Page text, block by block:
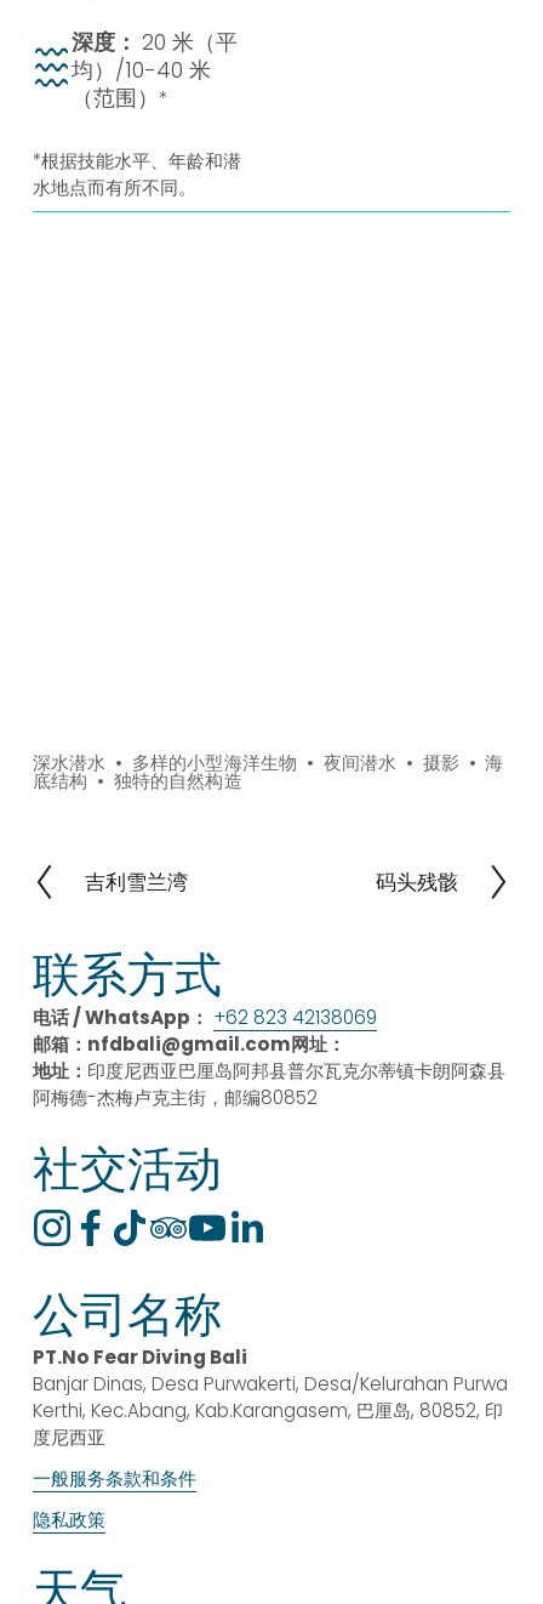
深度： 20 米（平
均）/10-40 米
（范围） *
*根据技能水平、年龄和潜
水地点而有所不同。
深水潜水 多样的小型海洋生物 夜间潜水 摄影 海
底结构 独特的自然构造
上
吉利雪兰湾
下
码头残骸
联系方式
电话 / WhatsApp： +62 823 42138069
邮箱： nfdbali@gmail.com网址：
地址： 印度尼西亚巴厘岛阿邦县普尔瓦克尔蒂镇卡朗阿森县
阿梅德-杰梅卢克主街，邮编80852
社交活动
公司名称
PT.No Fear Diving Bali
Banjar Dinas, Desa Purwakerti, Desa/Kelurahan Purwa
Kerthi, Kec.Abang, Kab.Karangasem, 巴厘岛, 80852, 印
度尼西亚
一般服务条款和条件
隐私政策
天气